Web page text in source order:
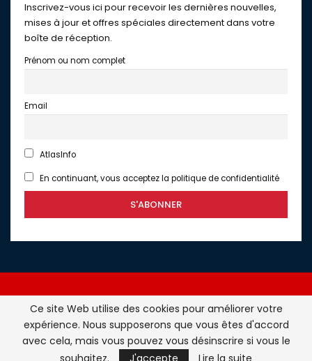
Inscrivez-vous ici pour recevoir les dernières nouvelles,
mises à jour et offres spéciales directement dans votre
boîte de réception.
Prénom ou nom complet
Email
AtlasInfo
En continuant, vous acceptez la politique de confidentialité
Atlasinfo.fr : l'essentiel de l'actualité de la France et du
Maghreb © Tous Droits Réservés - Atlasinfo- 2026
Ce site Web utilise des cookies pour améliorer votre
expérience. Nous supposerons que vous êtes d'accord
avec cela, mais vous pouvez vous désinscrire si vous le
souhaitez.
J'accepte Lire la suite